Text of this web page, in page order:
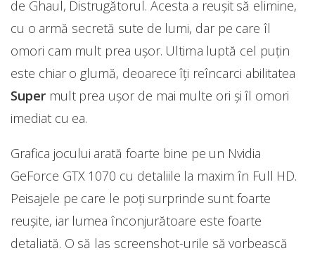
de Ghaul, Distrugătorul. Acesta a reușit să elimine,
cu o armă secretă sute de lumi, dar pe care îl
omori cam mult prea ușor. Ultima luptă cel puțin
este chiar o glumă, deoarece îți reîncarci abilitatea
Super mult prea ușor de mai multe ori și îl omori
imediat cu ea.
Grafica jocului arată foarte bine pe un Nvidia
GeForce GTX 1070 cu detaliile la maxim în Full HD.
Peisajele pe care le poți surprinde sunt foarte
reușite, iar lumea înconjurătoare este foarte
detaliată. O să las screenshot-urile să vorbească